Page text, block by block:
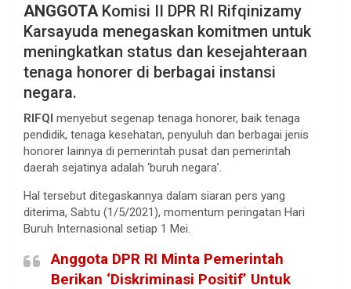
ANGGOTA Komisi II DPR RI Rifqinizamy
Karsayuda menegaskan komitmen untuk
meningkatkan status dan kesejahteraan
tenaga honorer di berbagai instansi
negara.
RIFQI menyebut segenap tenaga honorer, baik tenaga
pendidik, tenaga kesehatan, penyuluh dan berbagai jenis
honorer lainnya di pemerintah pusat dan pemerintah
daerah sejatinya adalah ‘buruh negara’.
Hal tersebut ditegaskannya dalam siaran pers yang
diterima, Sabtu (1/5/2021), momentum peringatan Hari
Buruh Internasional setiap 1 Mei.
Anggota DPR RI Minta Pemerintah
Berikan ‘Diskriminasi Positif’ Untuk